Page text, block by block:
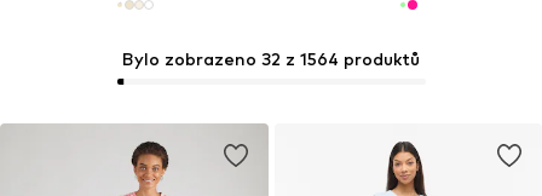
Bylo zobrazeno 32 z 1564 produktů